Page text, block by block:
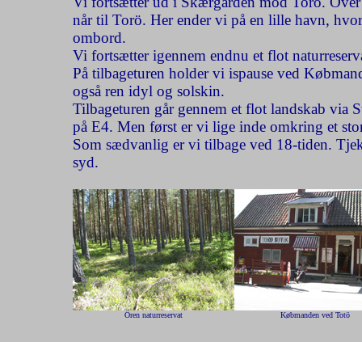
når til Torö. Her ender vi på en lille havn,
ombord.
Vi fortsætter igennem endnu et flot
På tilbageturen holder vi ispause ved
også ren idyl og solskin.
Tilbageturen går gennem et flot landskab via
på E4. Men først er vi lige inde omkring et
Som sædvanlig er vi tilbage ved 18-tiden.
syd.
Ören naturreservat Købmanden ved Totö